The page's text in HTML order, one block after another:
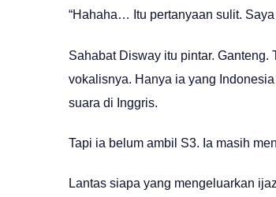
“Hahaha… Itu pertanyaan sulit.
Sahabat Disway itu pintar.
vokalisnya. Hanya ia yang
suara di Inggris.
Tapi ia belum ambil S3. Ia masih
Lantas siapa yang mengeluarkan